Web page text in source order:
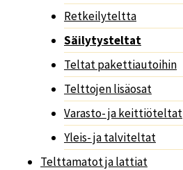
Retkeilyteltta
Säilytysteltat
Teltat pakettiautoihin
Telttojen lisäosat
Varasto- ja keittiöteltat
Yleis- ja talviteltat
Telttamatot ja lattiat